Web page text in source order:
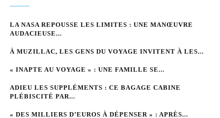
LA NASA REPOUSSE LES LIMITES : UNE MANŒUVRE
AUDACIEUSE...
À MUZILLAC, LES GENS DU VOYAGE INVITENT À LES...
« INAPTE AU VOYAGE » : UNE FAMILLE SE...
ADIEU LES SUPPLÉMENTS : CE BAGAGE CABINE
PLÉBISCITÉ PAR...
« DES MILLIERS D’EUROS À DÉPENSER » : APRÈS...